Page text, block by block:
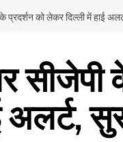
को लेकर दिल्ली में हाई
सीजेपी
अलर्ट,